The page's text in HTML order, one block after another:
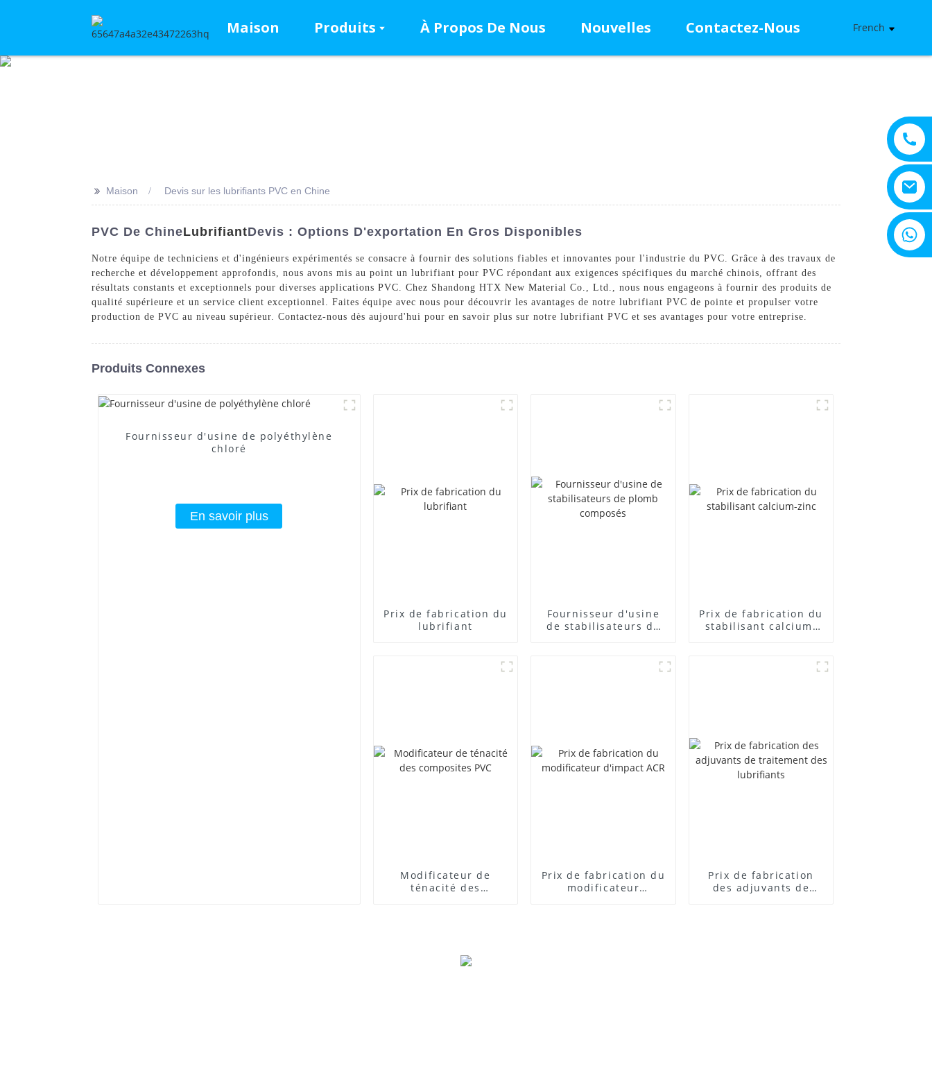
Maison Produits À Propos De Nous Nouvelles Contactez-Nous French
>> Maison Devis sur les lubrifiants PVC en Chine
PVC De ChineLubrifiantDevis : Options D'exportation En Gros Disponibles
Notre équipe de techniciens et d'ingénieurs expérimentés se consacre à fournir des solutions fiables et innovantes pour l'industrie du PVC. Grâce à des travaux de
recherche et développement approfondis, nous avons mis au point un lubrifiant pour PVC répondant aux exigences spécifiques du marché chinois, offrant des
résultats constants et exceptionnels pour diverses applications PVC. Chez Shandong HTX New Material Co., Ltd., nous nous engageons à fournir des produits de
qualité supérieure et un service client exceptionnel. Faites équipe avec nous pour découvrir les avantages de notre lubrifiant PVC de pointe et propulser votre
production de PVC au niveau supérieur. Contactez-nous dès aujourd'hui pour en savoir plus sur notre lubrifiant PVC et ses avantages pour votre entreprise.
Produits Connexes
Fournisseur d'usine de polyéthylène
chloré
En savoir plus
Prix ​​de fabrication du
lubrifiant
Fournisseur d'usine
de stabilisateurs de
Prix ​​de fabrication du
stabilisant calcium-
Modificateur de
ténacité des
Prix ​​de fabrication du
modificateur
Prix ​​de fabrication
des adjuvants de